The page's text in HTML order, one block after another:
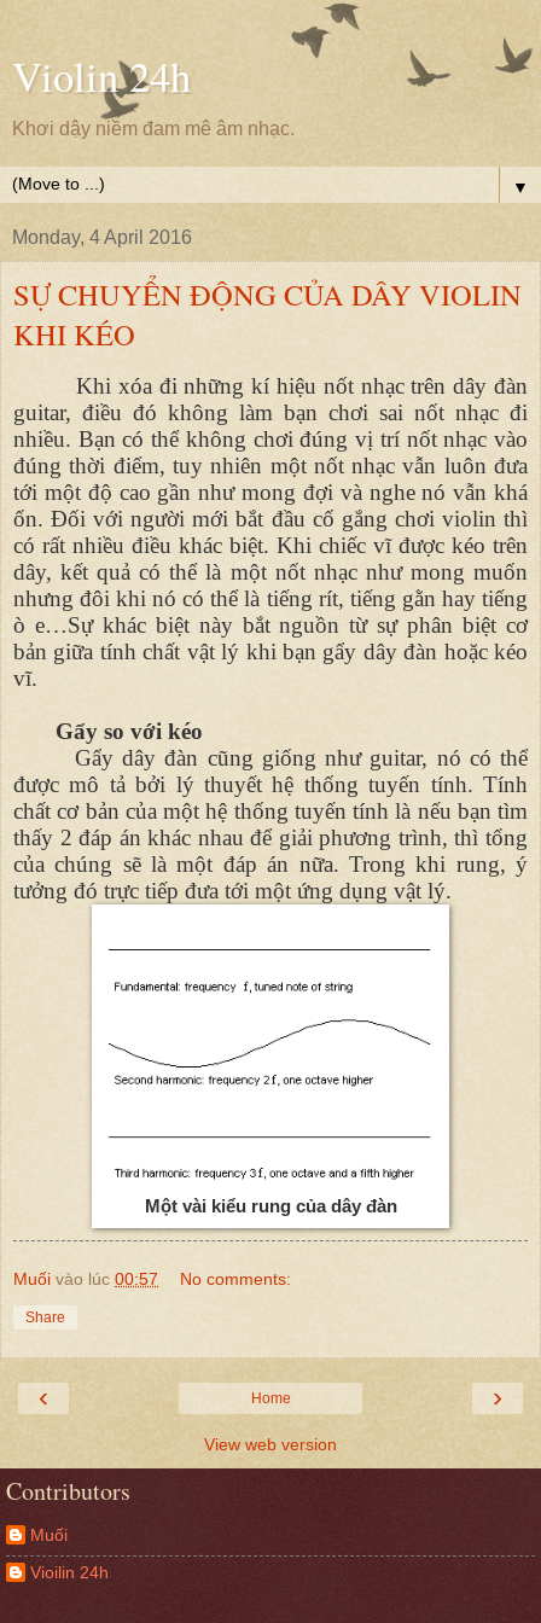
Violin 24h
Khơi dậy niềm đam mê âm nhạc.
▼
Monday, 4 April 2016
SỰ CHUYỂN ĐỘNG CỦA DÂY VIOLIN
KHI KÉO
Khi xóa đi những kí hiệu nốt nhạc trên dây đàn
guitar, điều đó không làm bạn chơi sai nốt nhạc đi
nhiều. Bạn có thể không chơi đúng vị trí nốt nhạc vào
đúng thời điểm, tuy nhiên một nốt nhạc vẫn luôn đưa
tới một độ cao gần như mong đợi và nghe nó vẫn khá
ổn. Đối với người mới bắt đầu cố gắng chơi violin thì
có rất nhiều điều khác biệt. Khi chiếc vĩ được kéo trên
dây, kết quả có thể là một nốt nhạc như mong muốn
nhưng đôi khi nó có thể là tiếng rít, tiếng gằn hay tiếng
ò e…Sự khác biệt này bắt nguồn từ sự phân biệt cơ
bản giữa tính chất vật lý khi bạn gẩy dây đàn hoặc kéo
vĩ.
Gẩy so với kéo
Gẩy dây đàn cũng giống như guitar, nó có thể
được mô tả bởi lý thuyết hệ thống tuyến tính. Tính
chất cơ bản của một hệ thống tuyến tính là nếu bạn tìm
thấy 2 đáp án khác nhau để giải phương trình, thì tổng
của chúng sẽ là một đáp án nữa. Trong khi rung, ý
tưởng đó trực tiếp đưa tới một ứng dụng vật lý.
Một vài kiểu rung của dây đàn
Muối vào lúc 00:57 No comments:
Share
‹ ›
Home
View web version
Contributors
Muối
Vioilin 24h